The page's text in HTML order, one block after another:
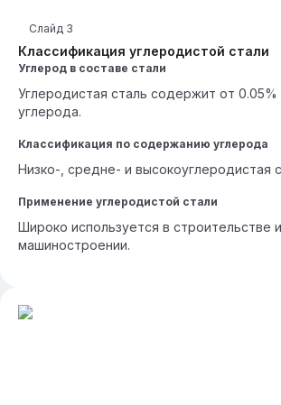
Классификация углеродистой стали
Слайд 3
Углерод в составе стали
Углеродистая сталь содержит от 0.05%
углерода.
Классификация по содержанию углерода
Низко-, средне- и высокоуглеродистая
Применение углеродистой стали
Широко используется в строительстве и
машиностроении.